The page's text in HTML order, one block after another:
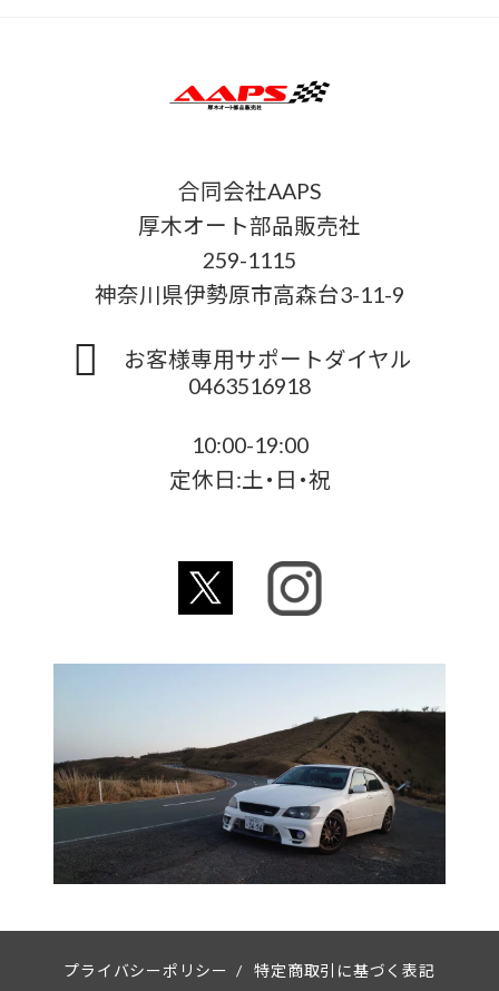
合同会社AAPS
厚木オート部品販売社
259-1115
神奈川県伊勢原市高森台3-11-9
お客様専用サポートダイヤル
0463516918
10:00-19:00
定休日:土・日・祝
プライバシーポリシー / 特定商取引に基づく表記